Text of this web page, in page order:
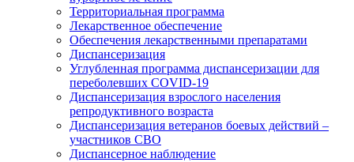
Территориальная программа
Лекарственное обеспечение
Обеспечения лекарственными препаратами
Диспансеризация
Углубленная программа диспансеризации для
переболевших COVID-19
Диспансеризация взрослого населения
репродуктивного возраста
Диспансеризация ветеранов боевых действий –
участников СВО
Диспансерное наблюдение